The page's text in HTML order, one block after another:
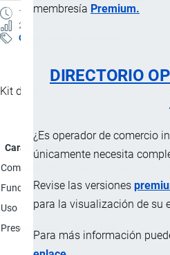
membresía Premium.
DIRECTORIO
¿Es operador de comercio
únicamente necesita
Revise las versiones
para la visualización de su
Para más información
1 MINUTO
29 VISTAS
Clasificación Arancelaria
Kit de trampa mecánica para
Característica
Componentes
FuncionamientoEl sobrecito de pasta
Uso
Inactivar roedores.
Presentación
Set en caja.